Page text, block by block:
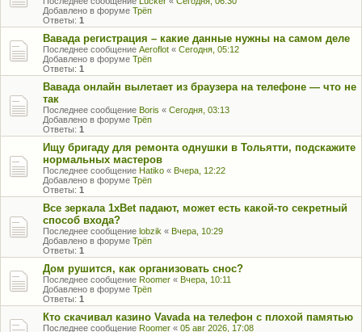
Добавлено в форуме Трёп
Ответы: 1
Вавада регистрация – какие данные нужны на самом деле
Последнее сообщение Aeroflot « Сегодня, 05:12
Добавлено в форуме Трёп
Ответы: 1
Вавада онлайн вылетает из браузера на телефоне — что не
так
Последнее сообщение Boris « Сегодня, 03:13
Добавлено в форуме Трёп
Ответы: 1
Ищу бригаду для ремонта однушки в Тольятти, подскажите
нормальных мастеров
Последнее сообщение Hatiko « Вчера, 12:22
Добавлено в форуме Трёп
Ответы: 1
Все зеркала 1xBet падают, может есть какой-то секретный
способ входа?
Последнее сообщение lobzik « Вчера, 10:29
Добавлено в форуме Трёп
Ответы: 1
Дом рушится, как организовать снос?
Последнее сообщение Roomer « Вчера, 10:11
Добавлено в форуме Трёп
Ответы: 1
Кто скачивал казино Vavada на телефон с плохой памятью
Последнее сообщение Roomer « 05 авг 2026, 17:08